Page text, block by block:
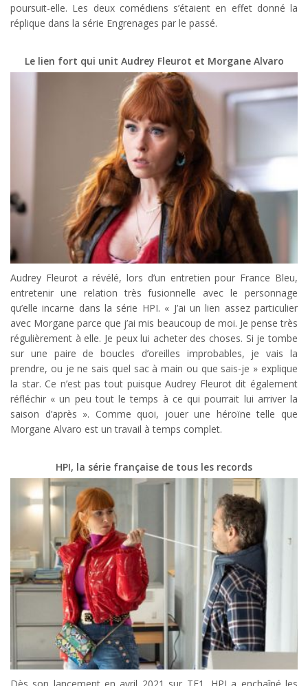
poursuit-elle. Les deux comédiens s’étaient en effet donné la
réplique dans la série Engrenages par le passé.
Le lien fort qui unit Audrey Fleurot et Morgane Alvaro
Audrey Fleurot a révélé, lors d’un entretien pour France Bleu,
entretenir une relation très fusionnelle avec le personnage
qu’elle incarne dans la série HPI. « J’ai un lien assez particulier
avec Morgane parce que j’ai mis beaucoup de moi. Je pense très
régulièrement à elle. Je peux lui acheter des choses. Si je tombe
sur une paire de boucles d’oreilles improbables, je vais la
prendre, ou je ne sais quel sac à main ou que sais-je » explique
la star. Ce n’est pas tout puisque Audrey Fleurot dit également
réfléchir « un peu tout le temps à ce qui pourrait lui arriver la
saison d’après ». Comme quoi, jouer une héroïne telle que
Morgane Alvaro est un travail à temps complet.
HPI, la série française de tous les records